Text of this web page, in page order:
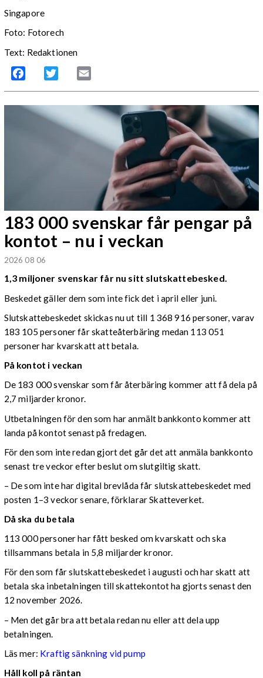
Singapore
Foto: Fotorech
Text: Redaktionen
Facebook Twitter
183 000 svenskar får pengar på
kontot – nu i veckan
2026 08 06
1,3 miljoner svenskar får nu sitt slutskattebesked.
Beskedet gäller dem som inte fick det i april eller juni.
Slutskattebeskedet skickas nu ut till 1 368 916 personer, varav
183 105 personer får skatteåterbäring medan 113 051
personer har kvarskatt att betala.
På kontot i veckan
De 183 000 svenskar som får återbäring kommer att få dela på
2,7 miljarder kronor.
Utbetalningen för den som har anmält bankkonto kommer att
landa på kontot senast på fredagen.
För den som inte redan gjort det går det att anmäla bankkonto
senast tre veckor efter beslut om slutgiltig skatt.
– De som inte har digital brevlåda får slutskattebeskedet med
posten 1–3 veckor senare, förklarar Skatteverket.
Då ska du betala
113 000 personer har fått besked om kvarskatt och ska
tillsammans betala in 5,8 miljarder kronor.
För den som får slutskattebeskedet i augusti och har skatt att
betala ska inbetalningen till skattekontot ha gjorts senast den
12 november 2026.
– Men det går bra att betala redan nu eller att dela upp
betalningen.
Läs mer: Kraftig sänkning vid pump
Håll koll på räntan